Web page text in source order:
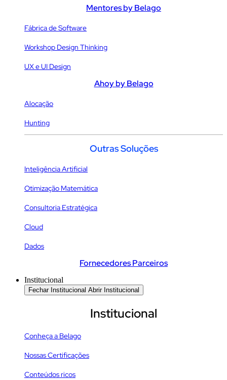
Mentores by Belago
Fábrica de Software
Workshop Design Thinking
UX e UI Design
Ahoy by Belago
Alocação
Hunting
Outras Soluções
Inteligência Artificial
Otimização Matemática
Consultoria Estratégica
Cloud
Dados
Fornecedores Parceiros
Institucional
Fechar Institucional Abrir Institucional
Institucional
Conheça a Belago
Nossas Certificações
Conteúdos ricos